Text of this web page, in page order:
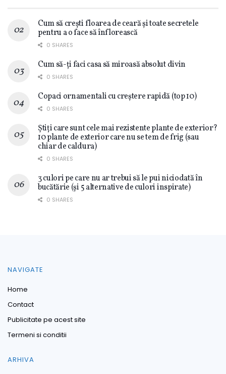
Cum să crești floarea de ceară și toate secretele
pentru a o face să înflorească
0 SHARES
Cum să-ți faci casa să miroasă absolut divin
0 SHARES
Copaci ornamentali cu creștere rapidă (top 10)
0 SHARES
Știți care sunt cele mai rezistente plante de exterior?
10 plante de exterior care nu se tem de frig (sau
chiar de caldura)
0 SHARES
3 culori pe care nu ar trebui să le pui niciodată în
bucătărie (și 5 alternative de culori inspirate)
0 SHARES
NAVIGATE
Home
Contact
Publicitate pe acest site
Termeni si conditii
ARHIVA